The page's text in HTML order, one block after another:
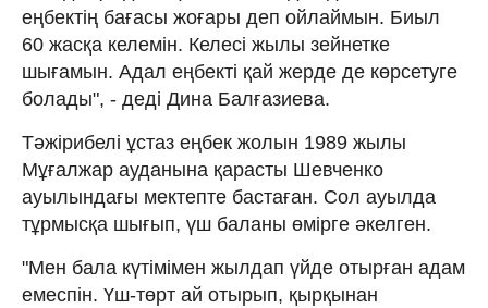
еңбектің бағасы жоғары деп ойлаймын. Биыл
60 жасқа келемін. Келесі жылы зейнетке
шығамын. Адал еңбекті қай жерде де көрсетуге
болады", - деді Дина Балғазиева.
Тәжірибелі ұстаз еңбек жолын 1989 жылы
Мұғалжар ауданына қарасты Шевченко
ауылындағы мектепте бастаған. Сол ауылда
тұрмысқа шығып, үш баланы өмірге әкелген.
"Мен бала күтімімен жылдап үйде отырған адам
емеспін. Үш-төрт ай отырып, қырқынан